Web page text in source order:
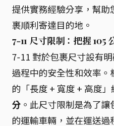
提供實務經驗分享，幫
裹順利寄達目的地。
7-11 尺寸限制：把握 105
7-11 對於包裹尺寸設有
過程中的安全性和效率
的「長度 + 寬度 + 高度」
分 。此尺寸限制是為了
的運輸車輛，並在運送